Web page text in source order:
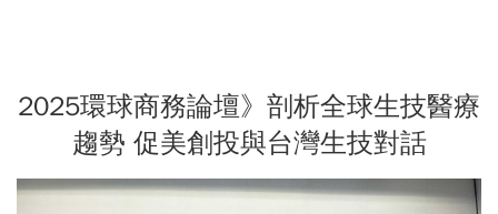
2025環球商務論壇》剖析全球生技醫療
趨勢 促美創投與台灣生技對話